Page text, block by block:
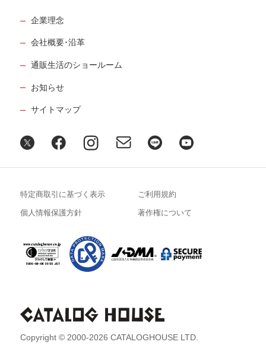
企業理念
会社概要･沿革
通販生活のショールーム
お知らせ
サイトマップ
Copyright © 2000-2026 CATALOGHOUSE LTD.
特定商取引に基づく表示 ご利用規約
個人情報保護方針 著作権について